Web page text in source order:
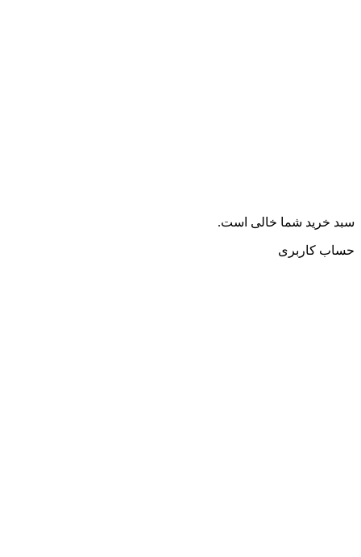
سبد خرید شما خالی است.
حساب کاربری